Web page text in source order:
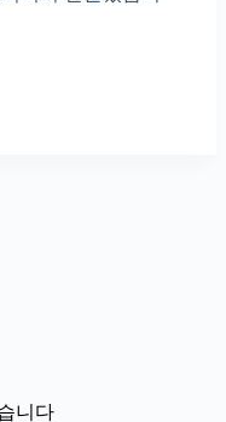
니다